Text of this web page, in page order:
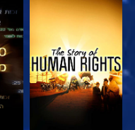
צפה